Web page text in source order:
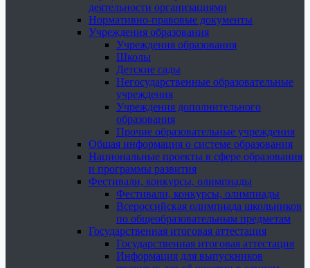
деятельности организациями
Нормативно-правовые документы
Учреждения образования
Учреждения образования
Школы
Детские сады
Негосударственные образовательные
учреждения
Учреждения дополнительного
образования
Прочие образовательные учреждения
Общая информация о системе образования
Национальные проекты в сфере образования
и программы развития
Фестивали, конкурсы, олимпиады
Фестивали, конкурсы, олимпиады
Всероссийская олимпиада школьников
по общеобразовательным предметам
Государственная итоговая аттестация
Государственная итоговая аттестация
Информация для выпускников